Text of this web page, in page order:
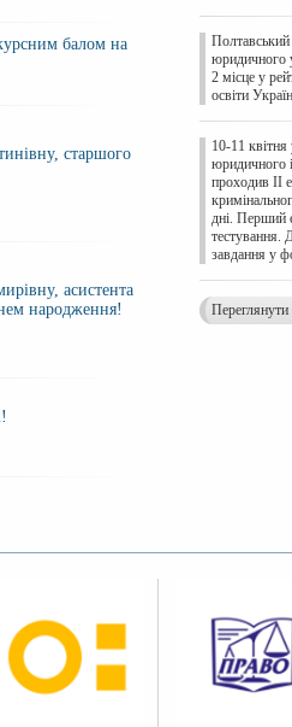
балом на
старшого
асистента
народження!
юридичного
2 місце у
освіти
10-11
юридичного
проходив ІІ
дні. Перший
тестування.
завдання у
Переглянути